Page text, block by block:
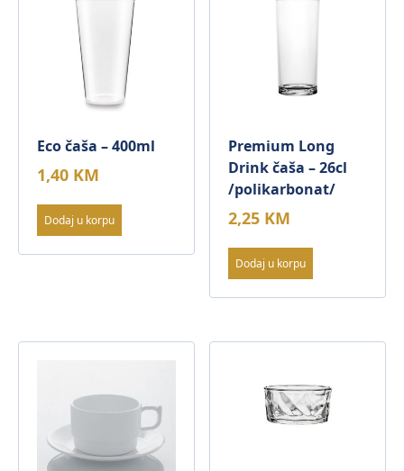
Eco čaša – 400ml
1,40 KM
Dodaj u korpu
Premium Long
Drink čaša – 26cl
/polikarbonat/
2,25 KM
Dodaj u korpu